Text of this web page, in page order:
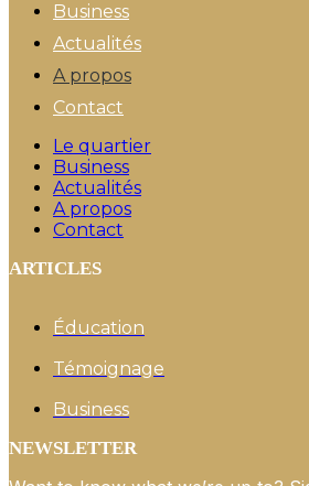
Business
Actualités
A propos
Contact
Le quartier
Business
Actualités
A propos
Contact
ARTICLES
Éducation
Témoignage
Business
NEWSLETTER